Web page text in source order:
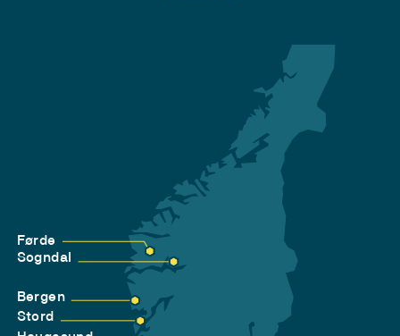
Førde
Sogndal
Bergen
Stord